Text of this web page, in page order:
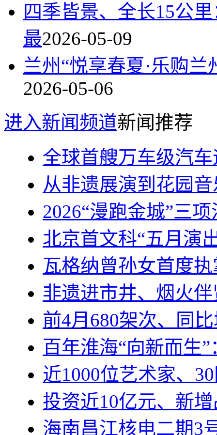
四季皆景、全长15公
最2026-05-09
兰州“悦享春夏·乐购
2026-05-06
进入新闻频道新闻推荐
全球首艘万车级汽
从非遗展演到花园
2026“漫跑金城”三
北京首文科“五月演
瓦格纳曾孙女首度
非遗进市井、烟火
前4月680架次、同
百年淮海“向新而生
近1000位艺术家、
投资近10亿元、新
海南昌江核电二期3